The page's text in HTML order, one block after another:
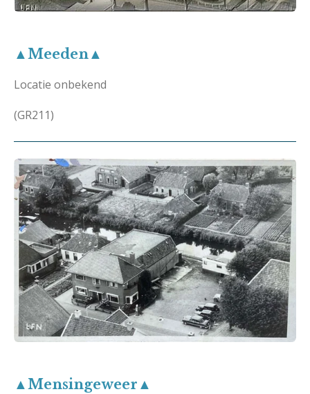
▲Meeden▲
Locatie onbekend
(GR211)
▲Mensingeweer▲